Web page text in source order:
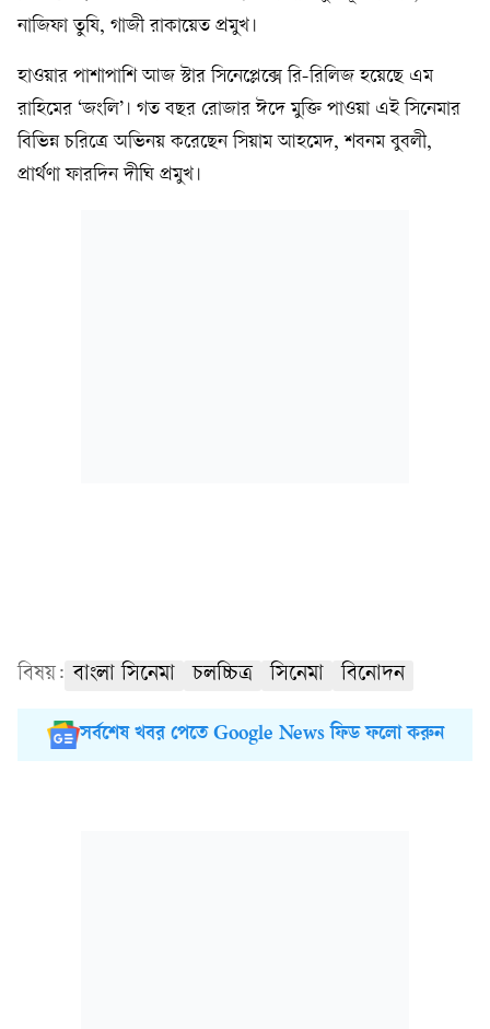
নাজিফা তুষি, গাজী রাকায়েত প্রমুখ।
হাওয়ার পাশাপাশি আজ স্টার সিনেপ্লেক্সে রি-রিলিজ হয়েছে এম
রাহিমের ‘জংলি’। গত বছর রোজার ঈদে মুক্তি পাওয়া এই সিনেমার
বিভিন্ন চরিত্রে অভিনয় করেছেন সিয়াম আহমেদ, শবনম বুবলী,
প্রার্থণা ফারদিন দীঘি প্রমুখ।
বিষয়: বাংলা সিনেমা চলচ্চিত্র সিনেমা বিনোদন
সর্বশেষ খবর পেতে Google News ফিড ফলো করুন